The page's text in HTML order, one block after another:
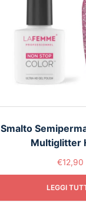
Smalto
Multiglitter
€12,90
LEGGI